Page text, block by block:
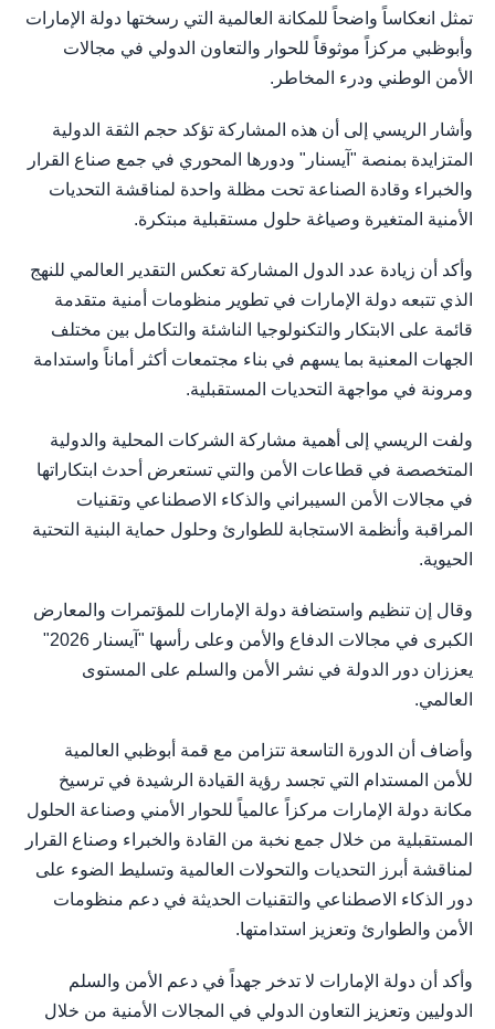
تمثل انعكاساً واضحاً للمكانة العالمية التي رسختها دولة الإمارات
وأبوظبي مركزاً موثوقاً للحوار والتعاون الدولي في مجالات
الأمن الوطني ودرء المخاطر.
وأشار الريسي إلى أن هذه المشاركة تؤكد حجم الثقة الدولية
المتزايدة بمنصة "آيسنار" ودورها المحوري في جمع صناع القرار
والخبراء وقادة الصناعة تحت مظلة واحدة لمناقشة التحديات
الأمنية المتغيرة وصياغة حلول مستقبلية مبتكرة.
وأكد أن زيادة عدد الدول المشاركة تعكس التقدير العالمي للنهج
الذي تتبعه دولة الإمارات في تطوير منظومات أمنية متقدمة
قائمة على الابتكار والتكنولوجيا الناشئة والتكامل بين مختلف
الجهات المعنية بما يسهم في بناء مجتمعات أكثر أماناً واستدامة
ومرونة في مواجهة التحديات المستقبلية.
ولفت الريسي إلى أهمية مشاركة الشركات المحلية والدولية
المتخصصة في قطاعات الأمن والتي تستعرض أحدث ابتكاراتها
في مجالات الأمن السيبراني والذكاء الاصطناعي وتقنيات
المراقبة وأنظمة الاستجابة للطوارئ وحلول حماية البنية التحتية
الحيوية.
وقال إن تنظيم واستضافة دولة الإمارات للمؤتمرات والمعارض
الكبرى في مجالات الدفاع والأمن وعلى رأسها "آيسنار 2026"
يعززان دور الدولة في نشر الأمن والسلم على المستوى
العالمي.
وأضاف أن الدورة التاسعة تتزامن مع قمة أبوظبي العالمية
للأمن المستدام التي تجسد رؤية القيادة الرشيدة في ترسيخ
مكانة دولة الإمارات مركزاً عالمياً للحوار الأمني وصناعة الحلول
المستقبلية من خلال جمع نخبة من القادة والخبراء وصناع القرار
لمناقشة أبرز التحديات والتحولات العالمية وتسليط الضوء على
دور الذكاء الاصطناعي والتقنيات الحديثة في دعم منظومات
الأمن والطوارئ وتعزيز استدامتها.
وأكد أن دولة الإمارات لا تدخر جهداً في دعم الأمن والسلم
الدوليين وتعزيز التعاون الدولي في المجالات الأمنية من خلال